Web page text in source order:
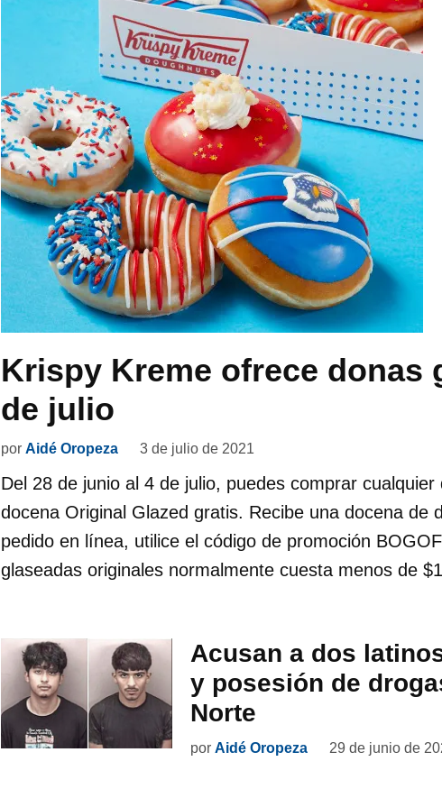
Krispy Kreme ofrece donas
de julio
por Aidé Oropeza 3 de julio de 2021
Del 28 de junio al 4 de julio, puedes comprar
docena Original Glazed gratis. Recibe una docena de
pedido en línea, utilice el código de promoción
glaseadas originales normalmente cuesta menos de
Acusan a dos
y posesión de
Norte
por Aidé Oropeza 29 de junio de